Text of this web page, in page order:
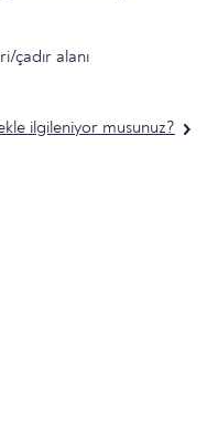
çadır alanı
ilgileniyor musunuz?